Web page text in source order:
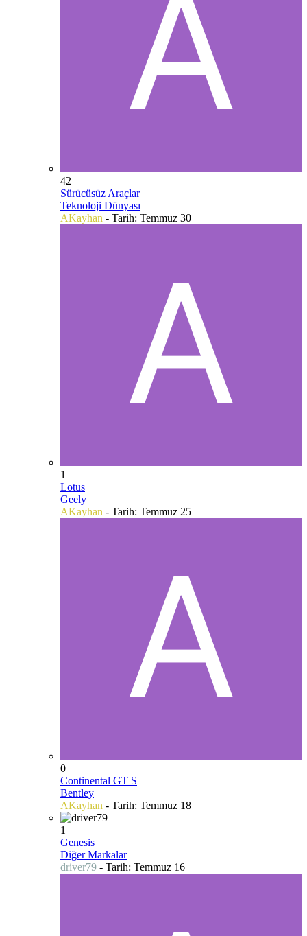
42
Sürücüsüz Araçlar
Teknoloji Dünyası
AKayhan - Tarih: Temmuz 30
1
Lotus
Geely
AKayhan - Tarih: Temmuz 25
0
Continental GT S
Bentley
AKayhan - Tarih: Temmuz 18
1
Genesis
Diğer Markalar
driver79 - Tarih: Temmuz 16